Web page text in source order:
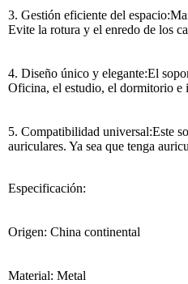
3. Gestión eficiente del
Evite la rotura y el enredo de los
4. Diseño único y elegante:El
Oficina, el estudio, el dormitorio e
5. Compatibilidad universal:Este
auriculares. Ya sea que tenga
Especificación:
Origen: China continental
Material: Metal